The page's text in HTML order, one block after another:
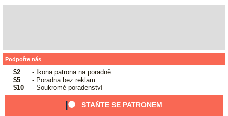
Podpořte nás
$2
- Ikona patrona na poradně
$5
- Poradna bez reklam
$10
- Soukromé poradenství
STAŇTE SE PATRONEM